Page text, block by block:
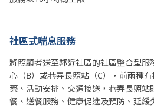
社區式喘息服務
將照顧者送至鄰近社區的社區整合型
心（B）或巷弄長照站（C），前兩種
藥、活動安排、交通接送，巷弄長照
餐、送餐服務、健康促進及預防、延緩